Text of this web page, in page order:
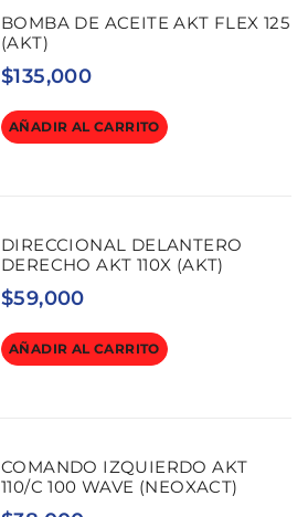
BOMBA DE ACEITE AKT FLEX 125
(AKT)
$135,000
AÑADIR AL CARRITO
DIRECCIONAL DELANTERO
DERECHO AKT 110X (AKT)
$59,000
AÑADIR AL CARRITO
COMANDO IZQUIERDO AKT
110/C 100 WAVE (NEOXACT)